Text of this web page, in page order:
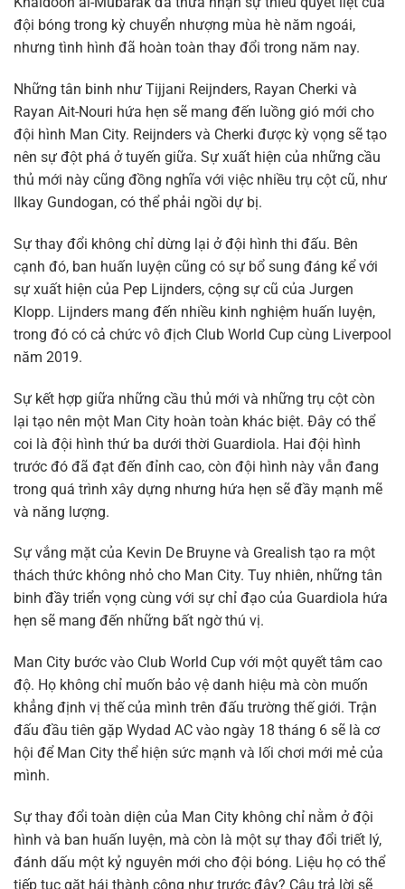
đội bóng trong kỳ chuyển nhượng mùa hè năm ngoái,
nhưng tình hình đã hoàn toàn thay đổi trong năm nay.
Những tân binh như Tijjani Reijnders, Rayan Cherki và
Rayan Ait-Nouri hứa hẹn sẽ mang đến luồng gió mới cho
đội hình Man City. Reijnders và Cherki được kỳ vọng sẽ tạo
nên sự đột phá ở tuyến giữa. Sự xuất hiện của những cầu
thủ mới này cũng đồng nghĩa với việc nhiều trụ cột cũ, như
Ilkay Gundogan, có thể phải ngồi dự bị.
Sự thay đổi không chỉ dừng lại ở đội hình thi đấu. Bên
cạnh đó, ban huấn luyện cũng có sự bổ sung đáng kể với
sự xuất hiện của Pep Lijnders, cộng sự cũ của Jurgen
Klopp. Lijnders mang đến nhiều kinh nghiệm huấn luyện,
trong đó có cả chức vô địch Club World Cup cùng Liverpool
năm 2019.
Sự kết hợp giữa những cầu thủ mới và những trụ cột còn
lại tạo nên một Man City hoàn toàn khác biệt. Đây có thể
coi là đội hình thứ ba dưới thời Guardiola. Hai đội hình
trước đó đã đạt đến đỉnh cao, còn đội hình này vẫn đang
trong quá trình xây dựng nhưng hứa hẹn sẽ đầy mạnh mẽ
và năng lượng.
Sự vắng mặt của Kevin De Bruyne và Grealish tạo ra một
thách thức không nhỏ cho Man City. Tuy nhiên, những tân
binh đầy triển vọng cùng với sự chỉ đạo của Guardiola hứa
hẹn sẽ mang đến những bất ngờ thú vị.
Man City bước vào Club World Cup với một quyết tâm cao
độ. Họ không chỉ muốn bảo vệ danh hiệu mà còn muốn
khẳng định vị thế của mình trên đấu trường thế giới. Trận
đấu đầu tiên gặp Wydad AC vào ngày 18 tháng 6 sẽ là cơ
hội để Man City thể hiện sức mạnh và lối chơi mới mẻ của
mình.
Sự thay đổi toàn diện của Man City không chỉ nằm ở đội
hình và ban huấn luyện, mà còn là một sự thay đổi triết lý,
đánh dấu một kỷ nguyên mới cho đội bóng. Liệu họ có thể
tiếp tục gặt hái thành công như trước đây? Câu trả lời sẽ